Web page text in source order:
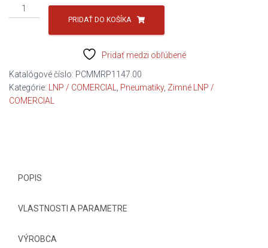
množstvo
BARUM
205/70R15
3
8PR
E/C/B/72dB
PRIDAŤ DO KOŠÍKA
Pridať medzi obľúbené
Katalógové číslo: PCMMRP1147.00
Kategórie:
LNP / COMERCIAL Pneumatiky, Zimné LNP /
COMERCIAL
POPIS
VLASTNOSTI A PARAMETRE
VÝROBCA